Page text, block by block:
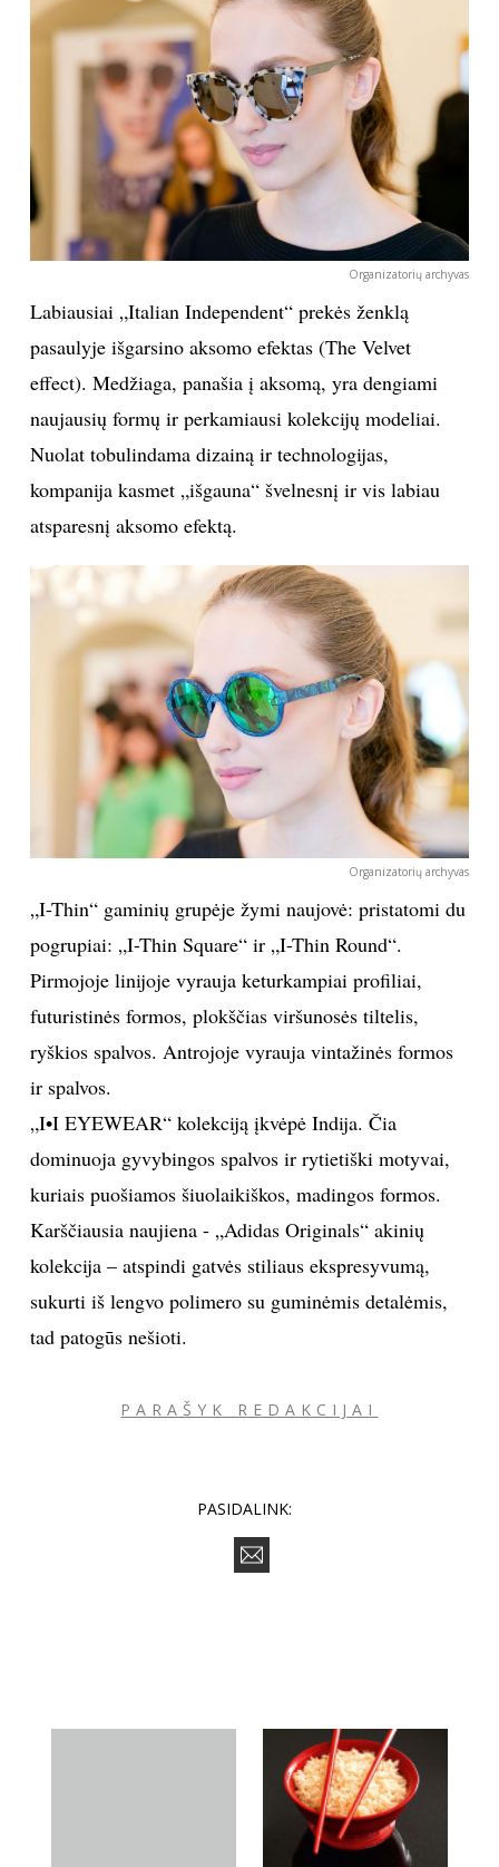
VIRTUVĖ
RECEPTAI
VAIKAI
NELAIMĖS
PRIVATUMO POLITIKA
Sekite mus:
PRENUMERUOK
NAUJIENLAIŠKĮ
Prenumeruodami portalą,
Jūs sutinkate su
taisyklėmis
Organizatorių archyvas
Labiausiai „Italian Independent“ prekės ženklą
pasaulyje išgarsino aksomo efektas (The Velvet
effect). Medžiaga, panašia į aksomą, yra dengiami
naujausių formų ir perkamiausi kolekcijų modeliai.
Nuolat tobulindama dizainą ir technologijas,
kompanija kasmet „išgauna“ švelnesnį ir vis labiau
atsparesnį aksomo efektą.
Organizatorių archyvas
„I-Thin“ gaminių grupėje žymi naujovė: pristatomi du
pogrupiai: „I-Thin Square“ ir „I-Thin Round“.
Pirmojoje linijoje vyrauja keturkampiai profiliai,
futuristinės formos, plokščias viršunosės tiltelis,
ryškios spalvos. Antrojoje vyrauja vintažinės formos
ir spalvos.
„I•I EYEWEAR“ kolekciją įkvėpė Indija. Čia
dominuoja gyvybingos spalvos ir rytietiški motyvai,
kuriais puošiamos šiuolaikiškos, madingos formos.
Karščiausia naujiena - „Adidas Originals“ akinių
kolekcija – atspindi gatvės stiliaus ekspresyvumą,
sukurti iš lengvo polimero su guminėmis detalėmis,
tad patogūs nešioti.
PARAŠYK REDAKCIJAI
PASIDALINK: